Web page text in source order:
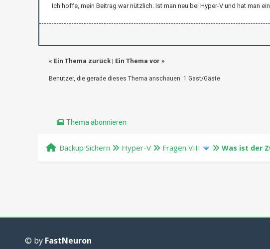
Ich hoffe, mein Beitrag war nützlich. Ist man neu bei Hyper-V und hat man
« Ein Thema zurück| Ein Thema vor »
Benutzer, die gerade dieses Thema anschauen: 1 Gast/Gäste
Thema abonnieren
Backup Sichern Hyper-V Fragen VIII Was ist der
© by FastNeuron